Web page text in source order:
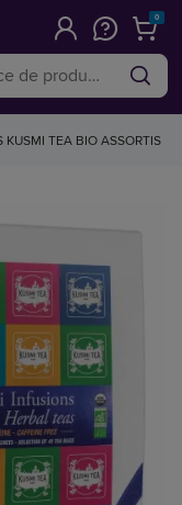
0
TEA BIO ASSORTIS